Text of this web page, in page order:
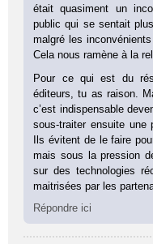
était quasiment un
public qui se sentait
malgré les
Cela nous ramène à la
Pour ce qui est du
éditeurs, tu as raison.
c’est indispensable
sous-traiter ensuite une
Ils évitent de le faire
mais sous la pression
sur des technologies
maitrisées par les
Répondre ici